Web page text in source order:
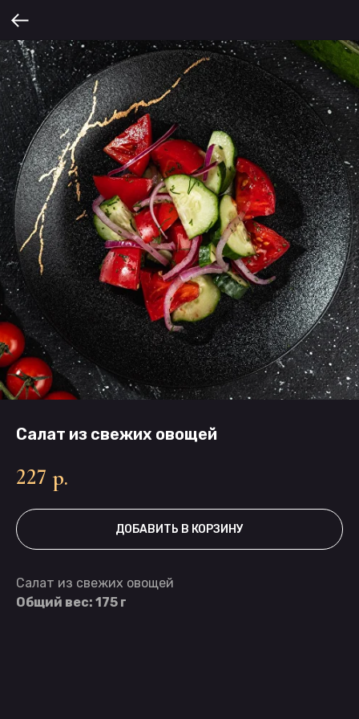
Салат из свежих овощей
227 р.
ДОБАВИТЬ В КОРЗИНУ
Салат из свежих овощей
Общий вес: 175 г